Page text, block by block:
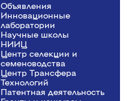
Объявления
Инновационные
лаборатории
Научные школы
НИИЦ
Центр селекции и
семеноводства
Центр Трансфера
Технологий
Патентная деятельность